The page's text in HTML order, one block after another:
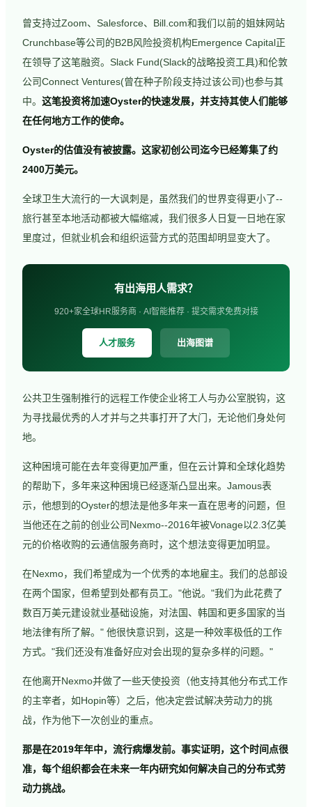
曾支持过Zoom、Salesforce、Bill.com和我们以前的姐妹网站
Crunchbase等公司的B2B风险投资机构Emergence Capital正
在领导了这笔融资。Slack Fund(Slack的战略投资工具)和伦敦
公司Connect Ventures(曾在种子阶段支持过该公司)也参与其
中。 这笔投资将加速Oyster的快速发展，并支持其使人们能够
在任何地方工作的使命。
Oyster的估值没有被披露。这家初创公司迄今已经筹集了约
2400万美元。
全球卫生大流行的一大讽刺是，虽然我们的世界变得更小了--
旅行甚至本地活动都被大幅缩减，我们很多人日复一日地在家
里度过，但就业机会和组织运营方式的范围却明显变大了。
有出海用人需求？
920+家全球HR服务商 · AI智能推荐 · 提交需求免费对接
人才服务 出海图谱
公共卫生强制推行的远程工作使企业将工人与办公室脱钩，这
为寻找最优秀的人才并与之共事打开了大门，无论他们身处何
地。
这种困境可能在去年变得更加严重，但在云计算和全球化趋势
的帮助下，多年来这种困境已经逐渐凸显出来。Jamous表
示，他想到的Oyster的想法是他多年来一直在思考的问题，但
当他还在之前的创业公司Nexmo--2016年被Vonage以2.3亿美
元的价格收购的云通信服务商时，这个想法变得更加明显。
在Nexmo，我们希望成为一个优秀的本地雇主。我们的总部设
在两个国家，但希望到处都有员工。"他说。"我们为此花费了
数百万美元建设就业基础设施，对法国、韩国和更多国家的当
地法律有所了解。" 他很快意识到，这是一种效率极低的工作
方式。"我们还没有准备好应对会出现的复杂多样的问题。"
在他离开Nexmo并做了一些天使投资（他支持其他分布式工作
的主宰者，如Hopin等）之后，他决定尝试解决劳动力的挑
战，作为他下一次创业的重点。
那是在2019年年中，流行病爆发前。事实证明，这个时间点很
准，每个组织都会在未来一年内研究如何解决自己的分布式劳
动力挑战。